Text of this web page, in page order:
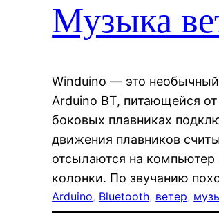
Музыка
Winduino — это
Arduino BT, питающейся
боковых плавниках
движения плавников
отсылаются на компьютер
колонки. По звучанию
Arduino, Bluetooth, ветер,